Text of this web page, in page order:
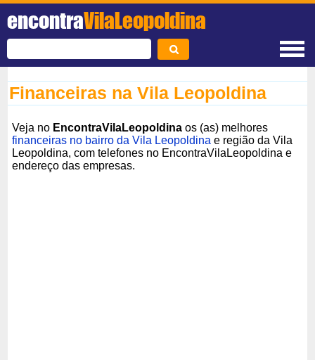
encontraVilaLeopoldina
Financeiras na Vila Leopoldina
Veja no EncontraVilaLeopoldina os (as) melhores
financeiras no bairro da Vila Leopoldina e região da Vila
Leopoldina, com telefones no EncontraVilaLeopoldina e
endereço das empresas.